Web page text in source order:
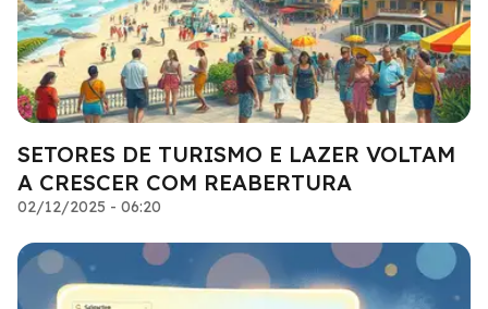
SETORES DE TURISMO E LAZER VOLTAM
A CRESCER COM REABERTURA
02/12/2025 - 06:20